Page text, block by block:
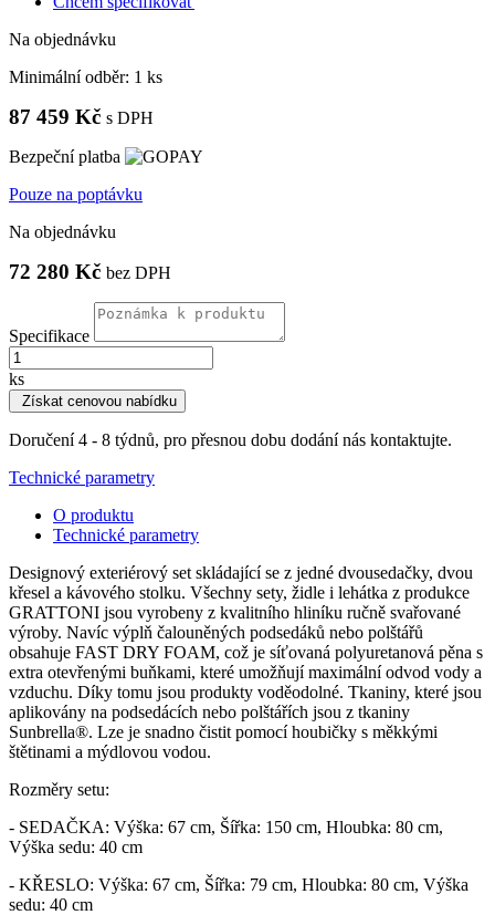
Na objednávku
Minimální odběr: 1 ks
87 459 Kč s DPH
Bezpeční platba
Pouze na poptávku
Na objednávku
72 280 Kč bez DPH
Specifikace
ks
Získat cenovou nabídku
Doručení 4 - 8 týdnů, pro přesnou dobu dodání nás kontaktujte.
Technické parametry
O produktu
Technické parametry
Designový exteriérový set skládající se z jedné dvousedačky, dvou
křesel a kávového stolku. Všechny sety, židle i lehátka z produkce
GRATTONI jsou vyrobeny z kvalitního hliníku ručně svařované
výroby. Navíc výplň čalouněných podsedáků nebo polštářů
obsahuje FAST DRY FOAM, což je síťovaná polyuretanová pěna s
extra otevřenými buňkami, které umožňují maximální odvod vody a
vzduchu. Díky tomu jsou produkty voděodolné. Tkaniny, které jsou
aplikovány na podsedácích nebo polštářích jsou z tkaniny
Sunbrella®. Lze je snadno čistit pomocí houbičky s měkkými
štětinami a mýdlovou vodou.
Rozměry setu:
- SEDAČKA: Výška: 67 cm, Šířka: 150 cm, Hloubka: 80 cm,
Výška sedu: 40 cm
- KŘESLO: Výška: 67 cm, Šířka: 79 cm, Hloubka: 80 cm, Výška
sedu: 40 cm